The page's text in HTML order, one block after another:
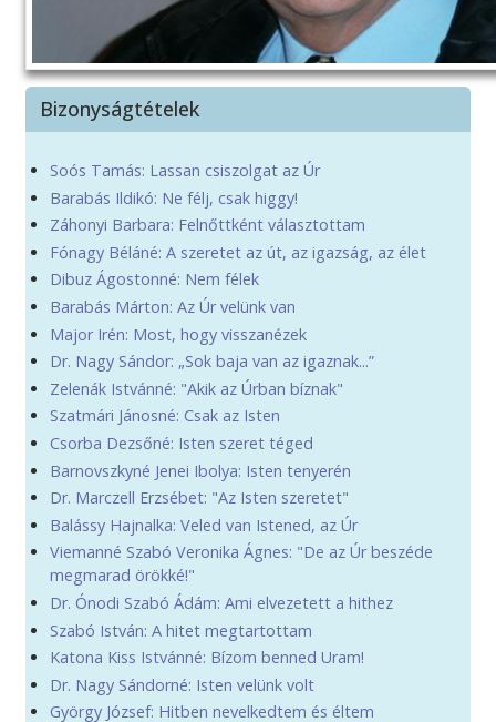
Bizonyságtételek
Soós Tamás: Lassan csiszolgat az Úr
Barabás Ildikó: Ne félj, csak higgy!
Záhonyi Barbara: Felnőttként választottam
Fónagy Béláné: A szeretet az út, az igazság, az élet
Dibuz Ágostonné: Nem félek
Barabás Márton: Az Úr velünk van
Major Irén: Most, hogy visszanézek
Dr. Nagy Sándor: „Sok baja van az igaznak...”
Zelenák Istvánné: "Akik az Úrban bíznak"
Szatmári Jánosné: Csak az Isten
Csorba Dezsőné: Isten szeret téged
Barnovszkyné Jenei Ibolya: Isten tenyerén
Dr. Marczell Erzsébet: "Az Isten szeretet"
Balássy Hajnalka: Veled van Istened, az Úr
Viemanné Szabó Veronika Ágnes: "De az Úr beszéde
megmarad örökké!"
Dr. Ónodi Szabó Ádám: Ami elvezetett a hithez
Szabó István: A hitet megtartottam
Katona Kiss Istvánné: Bízom benned Uram!
Dr. Nagy Sándorné: Isten velünk volt
György József: Hitben nevelkedtem és éltem